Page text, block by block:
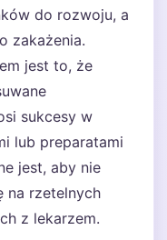
do rozwoju, a
zakażenia.
jest to, że
sukcesy w
lub preparatami
jest, aby nie
na rzetelnych
z lekarzem.